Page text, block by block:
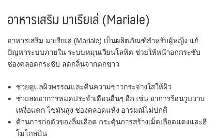
อาหารเสริม มาเรียเล่ (Mariale)
อาหารเสริม มาเรียเล่ (Mariale) เป็นผลิตภัณฑ์สำหรับผู้หญิง แก้
ปัญหาระบบภายใน ระบบหมุนเวียนโลหิต ช่วยให้หน้าอกกระชับ
ช่องคลอดกระชับ ลดกลิ่นจากตกขาว
ช่วยดูแลผิวพรรณและคืนความขาวกระจ่างใสให้ผิว
ช่วยลดอาการหมดประจำเดือนอื่นๆ อีก เช่น อาการร้อนวูบวาบ
เหงื่อแตก ไขมันสูง ช่องคลอดแห้ง อารมณ์ไม่ปกติ
ต้านการก่อตัวของลิ่มเลือด กระตุ้นการสร้างเม็ดเลือดแดงและฮี
โมโกลบิน